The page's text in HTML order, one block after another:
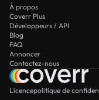
À propos
Coverr Plus
Développeurs / API
Blog
FAQ
Annoncer
Contactez-nous
Licencepolitique de